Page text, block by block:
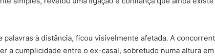
palavras à distância, ficou visivelmente afetada. A
a cumplicidade entre o ex-casal, sobretudo numa altura